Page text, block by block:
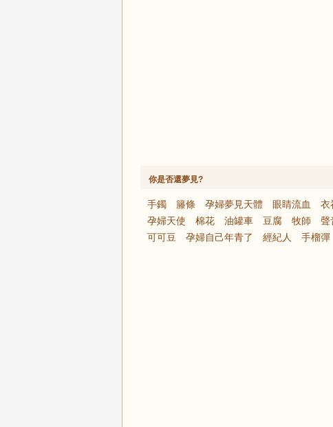
你是否還夢見?
手鐲 籐條 孕婦夢見天體 眼睛流血 衣
孕婦天使
棉花 油罐車 豆腐 牧師 聲
可可豆
孕婦自己年青了 經紀人 手榴彈